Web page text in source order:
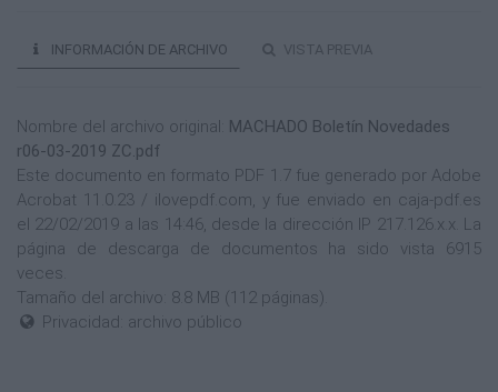
INFORMACIÓN DE ARCHIVO VISTA PREVIA
Nombre del archivo original: MACHADO Boletín Novedades
r06-03-2019 ZC.pdf
Este documento en formato PDF 1.7 fue generado por Adobe
Acrobat 11.0.23 / ilovepdf.com, y fue enviado en caja-pdf.es
el 22/02/2019 a las 14:46, desde la dirección IP 217.126.x.x. La
página de descarga de documentos ha sido vista 6915
veces.
Tamaño del archivo: 8.8 MB (112 páginas).
Privacidad: archivo público